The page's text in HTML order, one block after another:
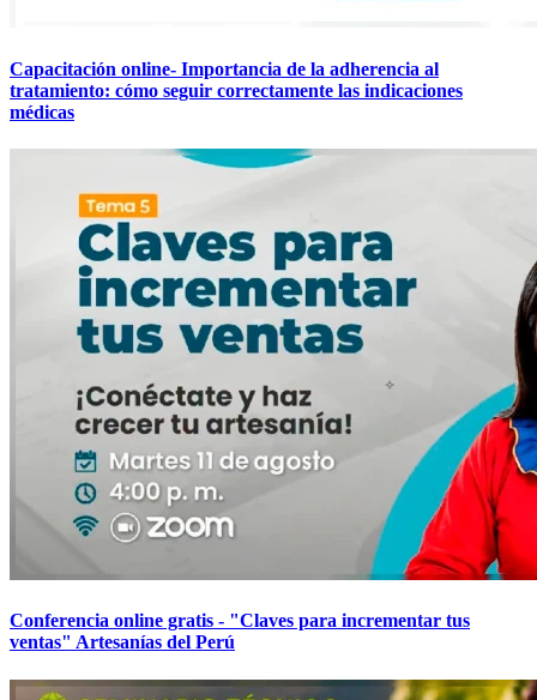
Capacitación online- Importancia de la adherencia al
tratamiento: cómo seguir correctamente las indicaciones
médicas
Conferencia online gratis - "Claves para incrementar tus
ventas" Artesanías del Perú